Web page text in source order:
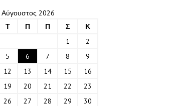
Αύγουστος 2026
Τ Π Π Σ
Κ
1
2
5 6 7 8
9
12 13 14 15
16
19 20 21 22
23
26 27 28 29
30